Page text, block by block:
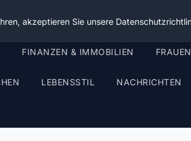
FINANZEN & IMMOBILIEN
LEBENSSTIL NACHRICHTEN
akzeptieren Sie unsere